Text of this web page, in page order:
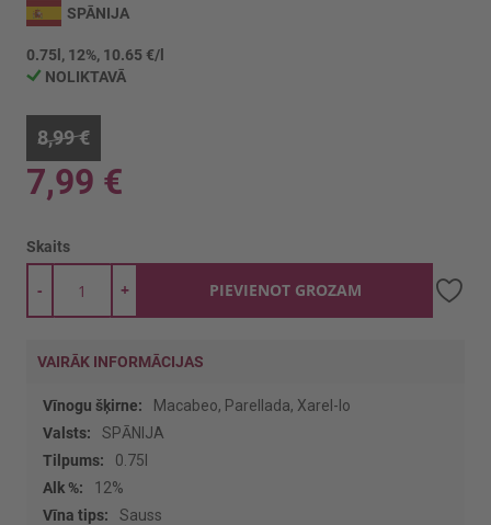
uz
galerijas
sākumu
SPĀNIJA
0.75l, 12%, 10.65 €/l
NOLIKTAVĀ
8,99 €
7,99 €
Skaits
+
- PIEVIENOT GROZAM
VAIRĀK INFORMĀCIJAS
Vairāk
informācijas
Macabeo, Parellada, Xarel-lo
SPĀNIJA
0.75l
12%
Sauss